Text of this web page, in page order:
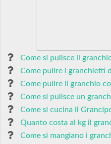
Come si pulisce il
Come pulire i granchietti
Come pulire il granchio
Come si pulisce un
Come si cucina il
Quanto costa al kg il
Come si mangiano i